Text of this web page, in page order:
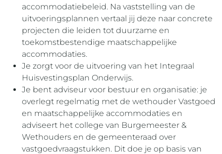
accommodatiebeleid. Na vaststelling van de
uitvoeringsplannen vertaal jij deze naar concrete
projecten die leiden tot duurzame en
toekomstbestendige maatschappelijke
accommodaties.
Je zorgt voor de uitvoering van het Integraal
Huisvestingsplan Onderwijs.
Je bent adviseur voor bestuur en organisatie: je
overlegt regelmatig met de wethouder Vastgoed
en maatschappelijke accommodaties en
adviseert het college van Burgemeester &
Wethouders en de gemeenteraad over
vastgoedvraagstukken. Dit doe je op basis van